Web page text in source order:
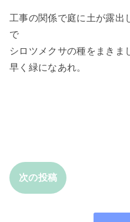
工事の関係で庭に土が露出
で
シロツメクサの種をまきま
早く緑になあれ。
次の投稿